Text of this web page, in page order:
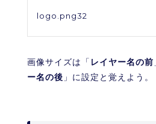
logo.png32
画像サイズは「 レイヤー名の前
ー名の後 」に設定と覚えよう。